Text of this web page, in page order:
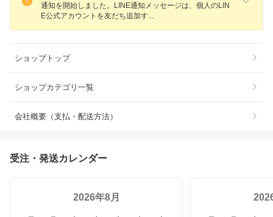
通知を開始しました。LINE通知メッセージは、個人のLIN
E公式アカウントを友だち追加す
ショップトップ
ショップカテゴリ一覧
会社概要（支払・配送方法）
受注・発送カレンダー
2026年8月